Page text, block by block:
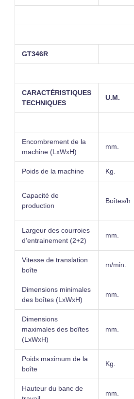
GT346R
CARACTÉRISTIQUES
TECHNIQUES
U.M.
Encombrement de la
machine (LxWxH)
mm.
Poids de la machine Kg.
Capacité de
production
Boîtes/h
Largeur des courroies
d’entrainement (2+2)
mm.
Vitesse de translation
boîte
m/min.
Dimensions minimales
des boîtes (LxWxH)
mm.
Dimensions
maximales des boîtes
(LxWxH)
mm.
Poids maximum de la
boîte
Kg.
Hauteur du banc de
mm.